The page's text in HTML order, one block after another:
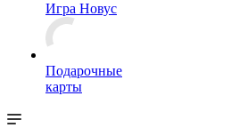
Игра Новус
Подарочные
карты